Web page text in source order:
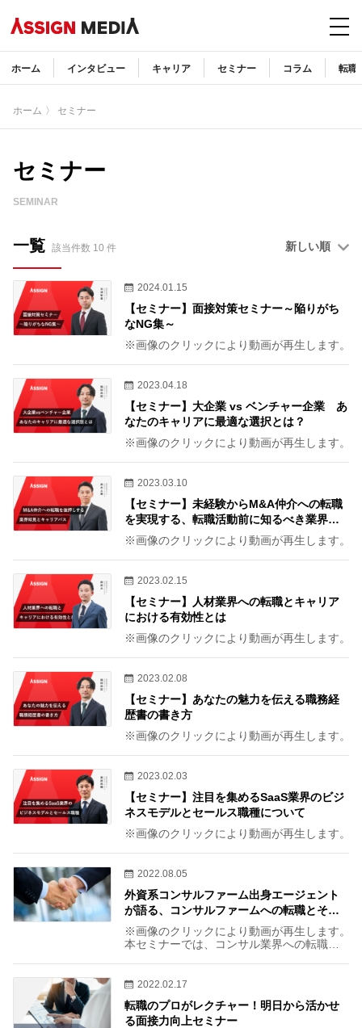
ホーム インタビュー キャリア セミナー コラム 転職
ホーム 〉 セミナー
セミナー
SEMINAR
一覧 該当件数 10 件 新しい順
2024.01.15
【セミナー】面接対策セミナー～陥りがち
なNG集～
※画像のクリックにより動画が再生します。
2023.04.18
【セミナー】大企業 vs ベンチャー企業 あ
なたのキャリアに最適な選択とは？
※画像のクリックにより動画が再生します。
2023.03.10
【セミナー】未経験からM&A仲介への転職
を実現する、転職活動前に知るべき業界知
見とキャリアパス
※画像のクリックにより動画が再生します。
2023.02.15
【セミナー】人材業界への転職とキャリア
における有効性とは
※画像のクリックにより動画が再生します。
2023.02.08
【セミナー】あなたの魅力を伝える職務経
歴書の書き方
※画像のクリックにより動画が再生します。
2023.02.03
【セミナー】注目を集めるSaaS業界のビジ
ネスモデルとセールス職種について
※画像のクリックにより動画が再生します。
2022.08.05
外資系コンサルファーム出身エージェント
が語る、コンサルファームへの転職とその
先
※画像のクリックにより動画が再生します。
本セミナーでは、コンサル業界への転職、
2022.02.17
転職のプロがレクチャー！明日から活かせ
る面接力向上セミナー